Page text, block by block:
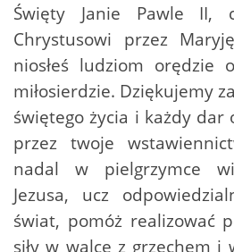
Święty Janie Pawle II,
Chrystusowi przez
niosłeś ludziom orędzie
miłosierdzie. Dziękujemy
świętego życia i każdy dar
przez twoje
nadal w pielgrzymce
Jezusa, ucz
świat, pomóż realizować
siły w walce z grzechem i